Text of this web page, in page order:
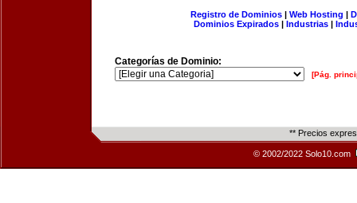
Registro de Dominios| Web Hosting |
Dominios Expirados | Industrias |
Categorías de Dominio:
[Pág.
** Precios
© 2002/2022 Solo10.com